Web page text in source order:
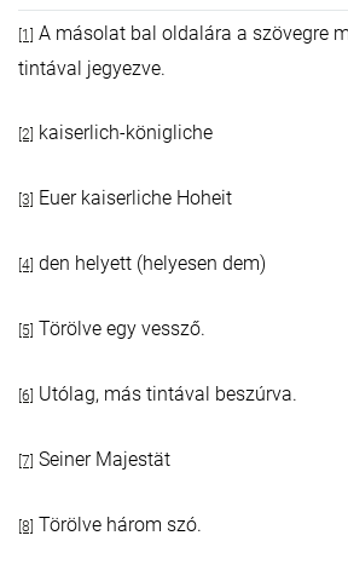
[1]
A másolat bal oldalára a szövegre
tintával jegyezve.
[2] kaiserlich-königliche
[3] Euer kaiserliche Hoheit
[4] den helyett (helyesen dem)
[5] Törölve egy vessző.
[6] Utólag, más tintával beszúrva.
[7] Seiner Majestät
[8] Törölve három szó.